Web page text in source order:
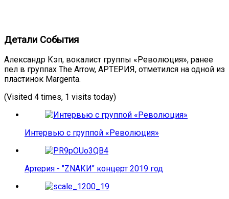
Детали События
Александр Кэп, вокалист группы «Революция», ранее
пел в группах The Arrow, АРТЕРИЯ, отметился на одной из
пластинок Margenta.
(Visited 4 times, 1 visits today)
Интервью с группой «Революция»
Артерия - "ZNАКИ" концерт 2019 год